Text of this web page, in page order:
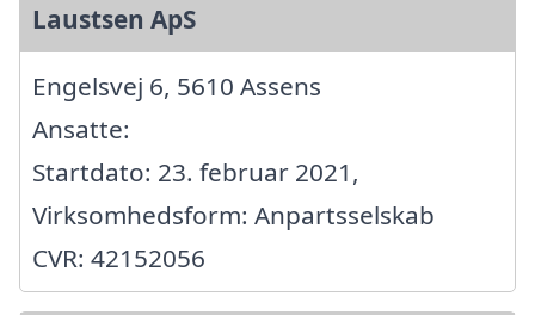
Laustsen ApS
Engelsvej 6, 5610 Assens
Ansatte:
Startdato: 23. februar 2021,
Virksomhedsform: Anpartsselskab
CVR: 42152056